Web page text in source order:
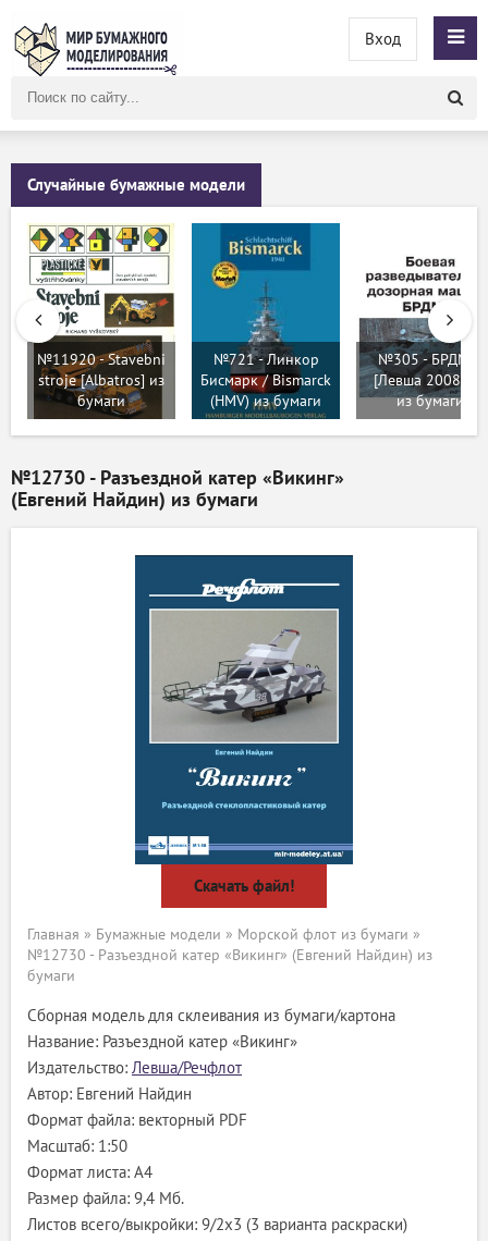
сайту
Вход
Случайные бумажные модели
№11920 - Stavebni
stroje [Albatros] из
бумаги
№721 - Линкор
Бисмарк / Bismarck
(HMV) из бумаги
№305 - БРДМ-2
[Левша 2008-01]
из бумаги
№12730 - Разъездной катер «Викинг»
(Евгений Найдин) из бумаги
Скачать файл!
Главная » Бумажные модели » Морской флот из бумаги »
№12730 - Разъездной катер «Викинг» (Евгений Найдин) из
бумаги
Сборная модель для склеивания из бумаги/картона
Название: Разъездной катер «Викинг»
Издательство: Левша/Речфлот
Автор: Евгений Найдин
Формат файла: векторный PDF
Масштаб: 1:50
Формат листа: А4
Размер файла: 9,4 Мб.
Листов всего/выкройки: 9/2х3 (3 варианта раскраски)